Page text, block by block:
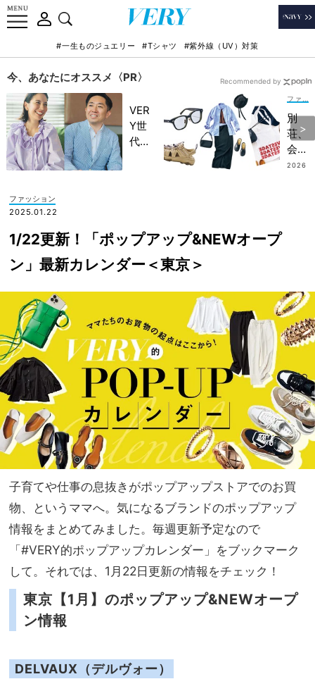
#一生ものジュエリー #Tシャツ #紫外線（UV）対策
今、あなたにオススメ〈PR〉
VER
Y世
代が
んと
考え
る
ぜ
NO
T A
HO
TEL
な
の？
」
別
荘、
会員
制キ
普段
着の
延長
で”
都会
派ア
ウト
ド
ア！
2026
Recommended by
ファッション
2025.01.22
1/22更新！「ポップアップ&NEWオープ
ン」最新カレンダー＜東京＞
子育てや仕事の息抜きがポップアップストアでのお買
物、というママへ。気になるブランドのポップアップ
情報をまとめてみました。毎週更新予定なので
「#VERY的ポップアップカレンダー」をブックマーク
して。それでは、1月22日更新の情報をチェック！
東京【1月】のポップアップ&NEWオープ
ン情報
DELVAUX（デルヴォー）